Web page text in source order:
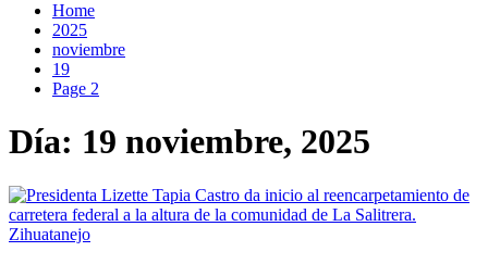
Home
2025
noviembre
19
Page 2
Día: 19 noviembre, 2025
Zihuatanejo